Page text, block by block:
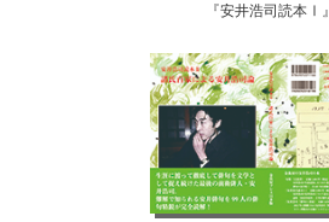
『安井浩司読本Ⅰ』